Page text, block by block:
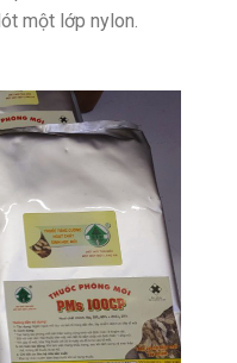
một lớp nylon.